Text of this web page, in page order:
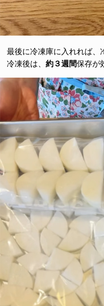
最後に冷凍庫に入れれば、
冷凍後は、 約３週間保存が